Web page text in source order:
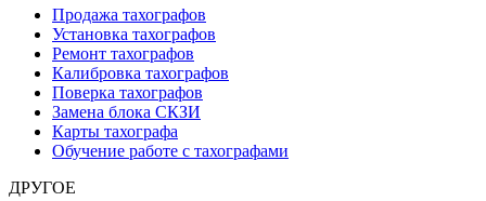
Продажа тахографов
Установка тахографов
Ремонт тахографов
Калибровка тахографов
Поверка тахографов
Замена блока СКЗИ
Карты тахографа
Обучение работе с тахографами
ДРУГОЕ